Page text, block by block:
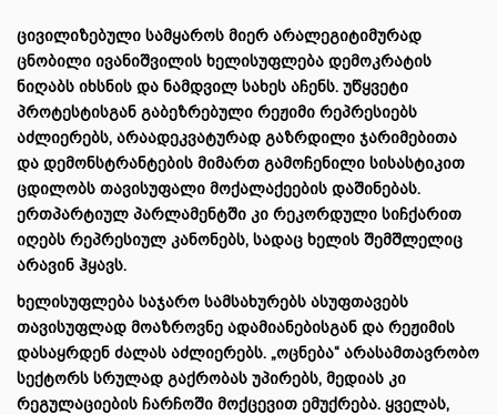
ცივილიზებული სამყაროს მიერ არალეგიტიმურად
ცნობილი ივანიშვილის ხელისუფლება დემოკრატის
ნიღაბს იხსნის და ნამდვილ სახეს აჩენს. უწყვეტი
პროტესტისგან გაბეზრებული რეჟიმი რეპრესიებს
აძლიერებს, არაადეკვატურად გაზრდილი ჯარიმებითა
და დემონსტრანტების მიმართ გამოჩენილი სისასტიკით
ცდილობს თავისუფალი მოქალაქეების დაშინებას.
ერთპარტიულ პარლამენტში კი რეკორდული სიჩქარით
იღებს რეპრესიულ კანონებს, სადაც ხელის შემშლელიც
არავინ ჰყავს.
ხელისუფლება საჯარო სამსახურებს ასუფთავებს
თავისუფლად მოაზროვნე ადამიანებისგან და რეჟიმის
დასაყრდენ ძალას აძლიერებს. „ოცნება“ არასამთავრობო
სექტორს სრულად გაქრობას უპირებს, მედიას კი
რეგულაციების ჩარჩოში მოქცევით ემუქრება. ყველას,